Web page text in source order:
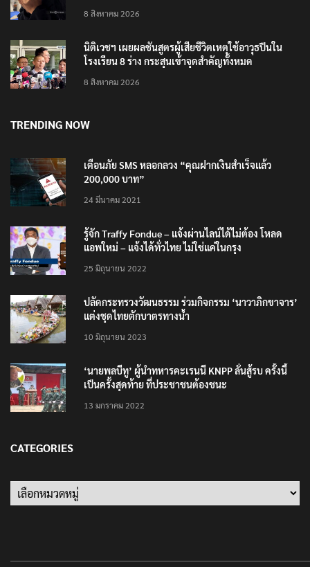
8 สิงหาคม 2026
นิติเวชฯ เผยผลชันสูตรผู้เสียชีวิตเหตุใช้อาวุธปืนใน
โรงเรียน 8 ร่าง กระสุนเข้าจุดสำคัญทั้งหมด
8 สิงหาคม 2026
TRENDING NOW
เตือนภัย SMS หลอกลวง “คุณฝากเงินสำเร็จแล้ว
200,000 บาท”
24 มีนาคม 2021
รู้จัก Traffy Fondue – แจ้งผ่านไลน์ได้ไม่ต้อง โหลด
แอพใหม่ – แจ้งได้ทั่วไทย ไม่ใช่แค่ในกรุง
25 มิถุนายน 2022
ปลัดกระทรวงวัฒนธรรม ร่วมกิจกรรม ‘นาวาภิกขาจาร’
แต่งชุดไทยตักบาตรทางน้ำ
10 มิถุนายน 2023
‘นายพลบีทู’ ผู้นำทหารคะเรนนี KNPP ลั่นสู้รบ ครั้งนี้
เป็นครั้งสุดท้าย ที่ประชาชนต้องชนะ
13 มกราคม 2022
CATEGORIES
Categories